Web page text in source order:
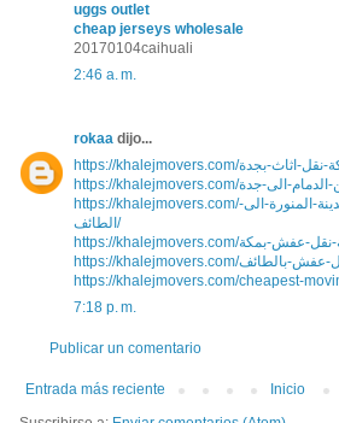
uggs outlet
cheap jerseys wholesale
20170104caihuali
2:46 a. m.
rokaa dijo...
https://khalejmovers.com/نقل-عفش-من-المدينة-المنورة-الى-
الطائف/
https://khalejmovers.com/cheapest-
7:18 p. m.
Publicar un comentario
Entrada más reciente
Inicio